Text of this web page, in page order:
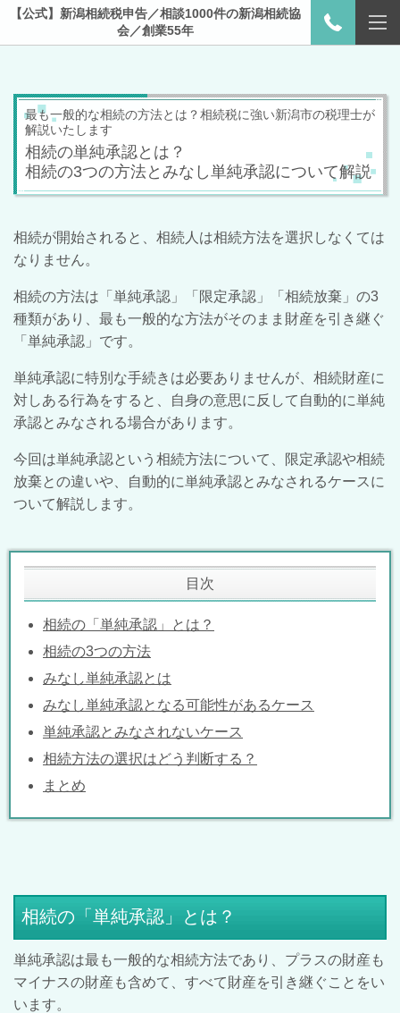
【公式】新潟相続税申告／相談1000件の新潟相続協
会／創業55年
最も一般的な相続の方法とは？相続税に強い新潟市の税理士が
解説いたします
相続の単純承認とは？
相続の3つの方法とみなし単純承認について解説
相続が開始されると、相続人は相続方法を選択しなくては
なりません。
相続の方法は「単純承認」「限定承認」「相続放棄」の3
種類があり、最も一般的な方法がそのまま財産を引き継ぐ
「単純承認」です。
単純承認に特別な手続きは必要ありませんが、相続財産に
対しある行為をすると、自身の意思に反して自動的に単純
承認とみなされる場合があります。
今回は単純承認という相続方法について、限定承認や相続
放棄との違いや、自動的に単純承認とみなされるケースに
ついて解説します。
目次
相続の「単純承認」とは？
相続の3つの方法
みなし単純承認とは
みなし単純承認となる可能性があるケース
単純承認とみなされないケース
相続方法の選択はどう判断する？
まとめ
相続の「単純承認」とは？
単純承認は最も一般的な相続方法であり、プラスの財産も
マイナスの財産も含めて、すべて財産を引き継ぐことをい
います。